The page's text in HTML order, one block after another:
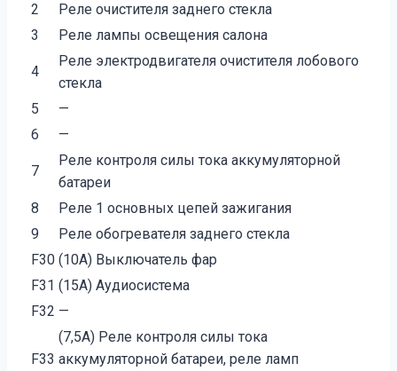
2
Реле очистителя заднего стекла
3
Реле лампы освещения салона
4
Реле электродвигателя очистителя лобового
стекла
5
—
6
—
7
Реле контроля силы тока аккумуляторной
батареи
8
Реле 1 основных цепей зажигания
9
Реле обогревателя заднего стекла
F30 (10A) Выключатель фар
F31 (15A) Аудиосистема
F32 —
F33
(7,5A) Реле контроля силы тока
аккумуляторной батареи, реле ламп